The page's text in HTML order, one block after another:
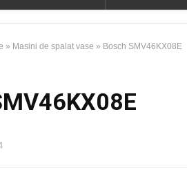
» Masini de spalat vase » Bosch SMV46KX08E